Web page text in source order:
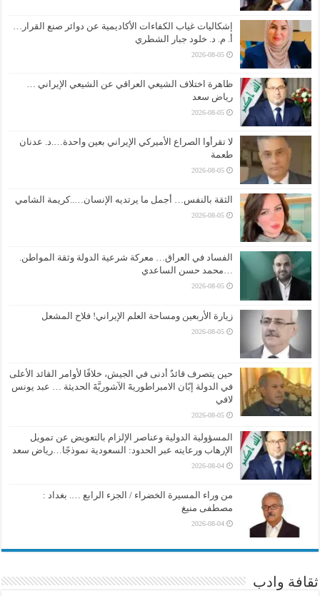
إشكاليات غياب الكفاءات الأكاديمية عن دوائر صنع القرار…
أ. م. د. خلود جبار الشطري
2026-08-05
ظاهرة اختلاف الشيعي العراقي عن الشيعي الإيراني …
رياض سعد
2026-08-05
لا تقرأوا الصراع الأميركي الإيراني بعين واحدة….د. عدنان
طعمة
2026-08-05
الثقة بالنفس… أجمل ما يرتديه الإنسان…..كريمة الشامي
2026-08-05
الفساد في العراق… معركة شرعية الدولة وثقة المواطن.
…محمد حسن الساعدي
2026-08-05
زيارة الأربعين ومساحة العلم الإيراني! فلاح المشعل
2026-08-05
حين يتصرف قائدٌ أدنى في الجيش، خلافًا لأوامر القائد الأعلى
في الدولة إبّان الامبراطوريةَ الآشوريَّةَ الحديثة … عبد يونس
لافي
2026-08-05
المسؤولية الدولية وعناصر الإلزام بالتعويض عن تمويل
الإرهاب ورعايته عبر الحدود: السعودية نموذجًا…رياض سعد
2026-08-04
من وراء المسيرة الخضراء / الجزء الرابع …. بغداد :
مصطفى منيغ
2026-08-04
ثقافة وادب